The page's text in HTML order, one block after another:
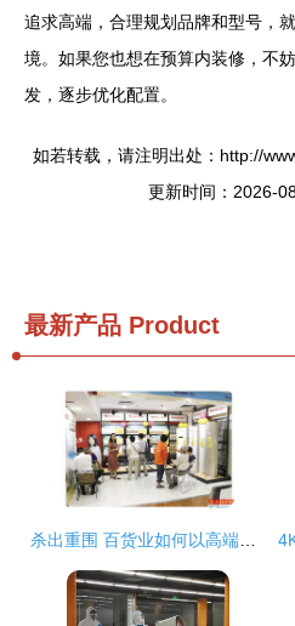
追求高端，合理规划品牌和型号，
境。如果您也想在预算内装修，不
发，逐步优化配置。
如若转载，请注明出处：http://
更新时间：2026-
最新产品 Product
杀出重围 百货业如何以高端智能家电引爆市场，重塑日用家电零售格局